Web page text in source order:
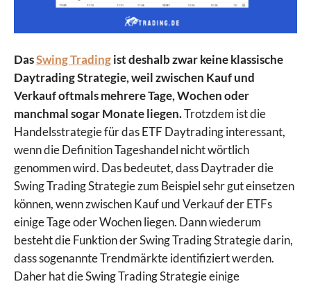
DasSwing Tradingist deshalb zwar keine klassische
Daytrading Strategie, weil zwischen Kauf und
Verkauf oftmals mehrere Tage, Wochen oder
manchmal sogar Monate liegen.Trotzdem ist die
Handelsstrategie für das ETF Daytrading interessant,
wenn die Definition Tageshandel nicht wörtlich
genommen wird. Das bedeutet, dass Daytrader die
Swing Trading Strategie zum Beispiel sehr gut einsetzen
können, wenn zwischen Kauf und Verkauf der ETFs
einige Tage oder Wochen liegen. Dann wiederum
besteht die Funktion der Swing Trading Strategie darin,
dass sogenannte Trendmärkte identifiziert werden.
Daher hat die Swing Trading Strategie einige